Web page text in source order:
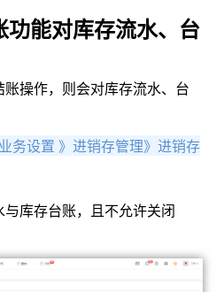
功能对库存流水、台
操作，则会对库存流水、台
务设置 》 进销存管理》 进销存
库存台账，且不允许关闭